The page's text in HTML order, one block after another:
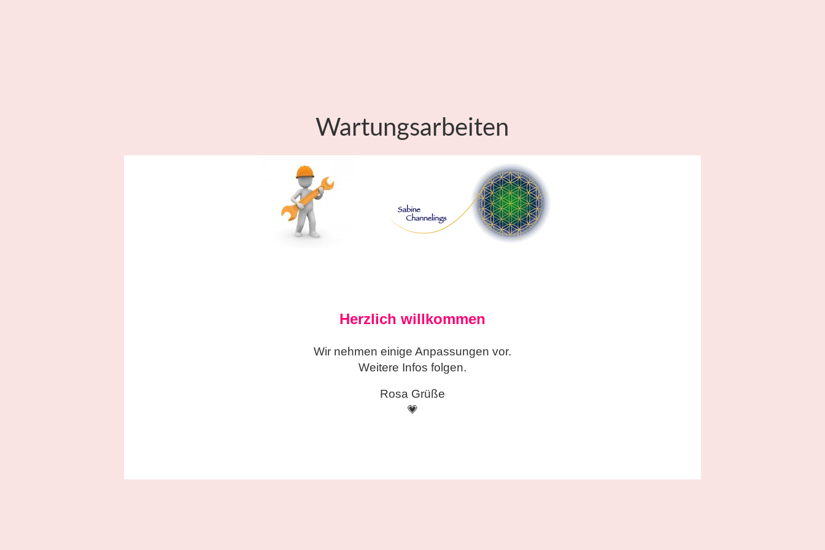
Wartungsarbeiten
Herzlich willkommen
Wir nehmen einigeAnpassungen vor.
Weitere Infos folgen.
Rosa Grüße
💗